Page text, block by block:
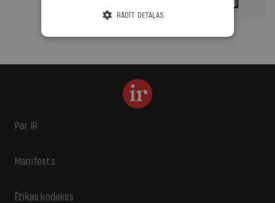
Par IR
Manifests
Ētikas kodekss
RĀDĪT DETAĻAS